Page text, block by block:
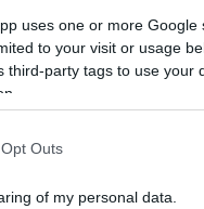
uses one or more
to your visit or usage
third-party tags to use your
Outs
of my personal data.
του
για
πως στο